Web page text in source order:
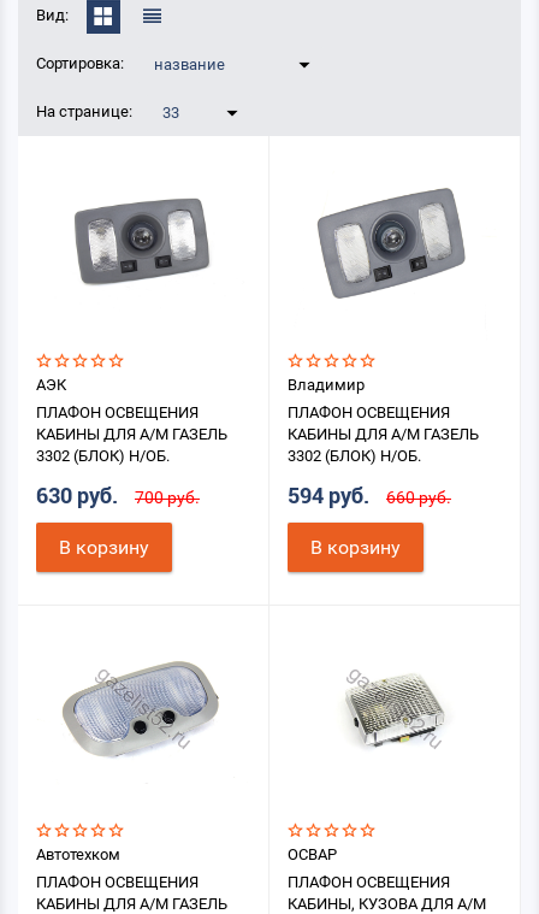
Вид:
Сортировка: название
На странице: 33
АЭК
ПЛАФОН ОСВЕЩЕНИЯ
КАБИНЫ ДЛЯ А/М ГАЗЕЛЬ
3302 (БЛОК) Н/ОБ.
630 руб. 700 руб.
В корзину
Владимир
ПЛАФОН ОСВЕЩЕНИЯ
КАБИНЫ ДЛЯ А/М ГАЗЕЛЬ
3302 (БЛОК) Н/ОБ.
594 руб. 660 руб.
В корзину
Автотехком
ПЛАФОН ОСВЕЩЕНИЯ
КАБИНЫ ДЛЯ А/М ГАЗЕЛЬ
ОСВАР
ПЛАФОН ОСВЕЩЕНИЯ
КАБИНЫ, КУЗОВА ДЛЯ А/М